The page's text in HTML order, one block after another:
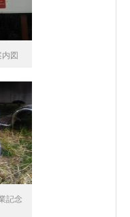
内図
記念